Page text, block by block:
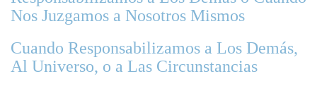
Nos Juzgamos a Nosotros Mismos
Cuando Responsabilizamos a Los Demás,
Al Universo, o a Las Circunstancias